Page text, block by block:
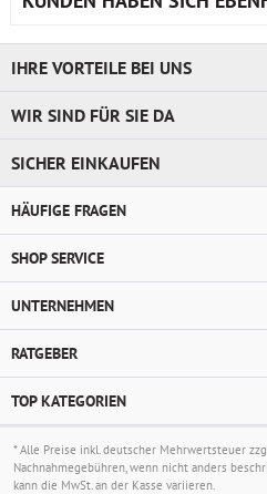
IHRE VORTEILE BEI UNS
WIR SIND FÜR SIE DA
SICHER EINKAUFEN
HÄUFIGE FRAGEN
SHOP SERVICE
UNTERNEHMEN
RATGEBER
TOP KATEGORIEN
* Alle Preise inkl. deutscher Mehrwertsteuer
Nachnahmegebühren, wenn nicht anders
kann die MwSt. an der Kasse variieren.